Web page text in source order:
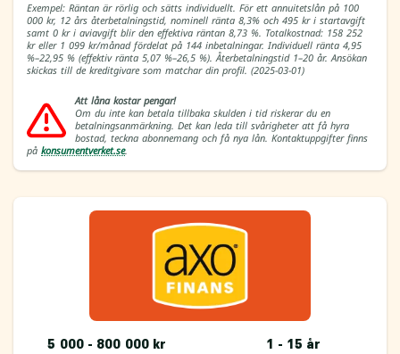
Exempel: Räntan är rörlig och sätts individuellt. För ett annuitetslån på 100
000 kr, 12 års återbetalningstid, nominell ränta 8,3% och 495 kr i startavgift
samt 0 kr i aviavgift blir den effektiva räntan 8,73 %. Totalkostnad: 158 252
kr eller 1 099 kr/månad fördelat på 144 inbetalningar. Individuell ränta 4,95
%–22,95 % (effektiv ränta 5,07 %–26,5 %). Återbetalningstid 1–20 år. Ansökan
skickas till de kreditgivare som matchar din profil. (2025-03-01)
Att låna kostar pengar!
Om du inte kan betala tillbaka skulden i tid riskerar du en
betalningsanmärkning. Det kan leda till svårigheter att få hyra
bostad, teckna abonnemang och få nya lån. Kontaktuppgifter finns
på konsumentverket.se.
5 000 - 800 000 kr 1 - 15 år